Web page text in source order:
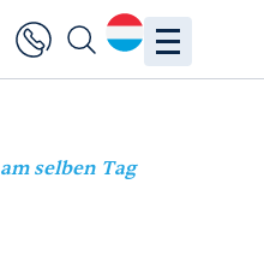
am selben Tag